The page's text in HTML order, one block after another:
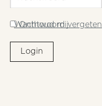
Wachtwoord vergeten
Onthoud mij
Login